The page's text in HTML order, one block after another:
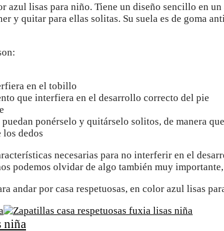
azul lisas para niño. Tiene un diseño sencillo en
y quitar para ellas solitas. Su suela es de goma
en el tobillo
que interfiera en el desarrollo correcto del pie
ponérselo y quitárselo solitos, de manera
dedos
necesarias para no interferir en el
podemos olvidar de algo también muy
andar por casa respetuosas, en color azul lisas
niña